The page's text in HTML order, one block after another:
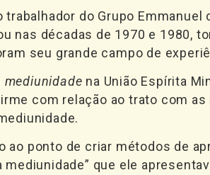
do Grupo Emmanuel
nas décadas de 1970 e 1980,
seu grande campo de
mediunidade na União Espírita
com relação ao trato com
ponto de criar métodos de
que ele